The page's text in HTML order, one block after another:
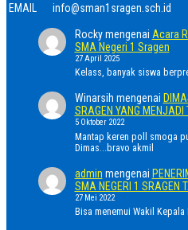
EMAIL
info@sman1sragen.sch.id
Rockymengenai Acara
SMA Negeri 1 Sragen
27 April 2025
Kelass, banyak siswa
Winarsih mengenai
SRAGEN YANG MENJADI
5 Oktober 2022
Mantap keren poll smoga
Dimas...bravo akmil
admin mengenai
SMA NEGERI 1
27 Mei 2022
Bisa menemui Wakil